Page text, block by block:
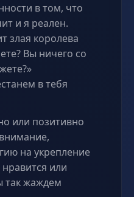
в том, что
и я реален.
злая королева
Вы ничего со
в тебя
или позитивно
на укрепление
или
так жаждем